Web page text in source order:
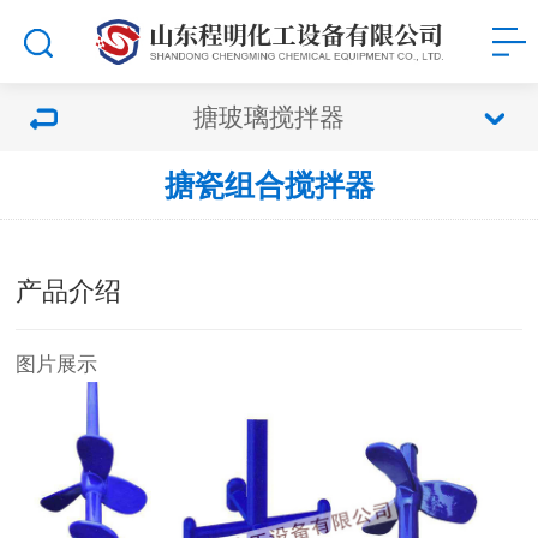
搪玻璃搅拌器
搪瓷组合搅拌器
产品介绍
图片展示